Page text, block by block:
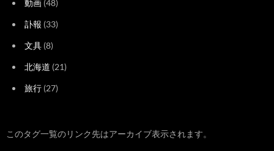
動画 (48)
訃報 (33)
文具 (8)
北海道 (21)
旅行 (27)
このタグ一覧のリンク先はアーカイブ表示されます。